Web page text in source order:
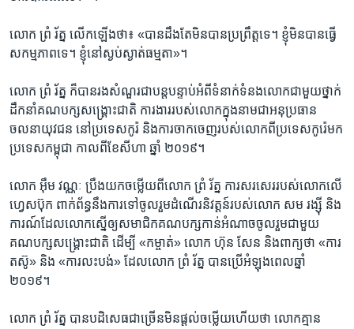
លោក​ ព្រំ រ័ត្ន ​លើកឡើង​ថា៖ «បាន​ដឹង​តែ​មិន​បាន​ប្រព្រឹត្ត​ទេ។ ខ្ញុំ​មិន​បាន​ធ្វើ​
សកម្មភាព​ទេ។ ខ្ញុំ​នៅ​ស្ងប់​ស្ងាត់​ធម្មតា»។
លោក​ ព្រំ រ័ត្ន​ ក៏​បាន​រង​សំណួរ​ជា​បន្តបន្ទាប់​អំពី​ទំនាក់​ទំនង​លោក​ជាមួយ​ថ្នាក់​
ដឹកនាំ​គណបក្ស​សង្គ្រោះ​ជាតិ​ ការងារ​របស់​លោក​ក្នុង​នាម​ជា​អនុប្រធាន​
ចលនា​យុវជន​ នៅ​ប្រទេស​កូរ៉​ និង​ការ​ចាក​ចេញ​របស់​លោក​ពី​ប្រទេស​កូរ៉េ​មក​
ប្រទេស​កម្ពុជា​ កាល​ពី​ខែ​សីហា​ ឆ្នាំ​ ២០១៩។
លោក ​អ៊ឹម វណ្ណៈ​ ប្រឹង​យក​ចម្លើយ​ពី​លោក​ ព្រំ រ័ត្ន ​ការ​សរសេរ​របស់​លោក​លើ​
ហ្វេសប៊ុក ​ពាក់​ព័ន្ធ​នឹង​ការ​ទៅ​ចូលរួម​ដំណើរ​និវត្តន៍​របស់​លោក​ សម រង្ស៊ី​ និង​
ការណ៍​ដែល​លោក​ស្នើ​ឲ្យ​សមាជិក​គណបក្ស​កាន់​អំណាច​ចូលរួម​ជាមួយ​
គណបក្ស​សង្គ្រោះ​ជាតិ​ ដើម្បី​ «កម្ចាត់»​ លោក​ ហ៊ុន សែន និង​ពាក្យ​ថា​ «ការ
តស៊ូ»​ និង «ការលះបង់» ដែល​លោក ព្រំ រ័ត្ន បាន​ប្រើ​អំឡុង​ពេល​ឆ្នាំ​
២០១៩។​
លោក ព្រំ រ័ត្ន ​បាន​បដិសេធ​ជាច្រើន​មិន​ផ្តល់​ចម្លើយហើយ​ថា លោក​គ្មាន​